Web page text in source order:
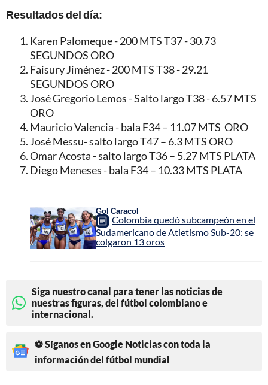
Resultados del día:
Karen Palomeque - 200 MTS T37 - 30.73
SEGUNDOS ORO
Faisury Jiménez - 200 MTS T38 - 29.21
SEGUNDOS ORO
José Gregorio Lemos - Salto largo T38 - 6.57 MTS
ORO
Mauricio Valencia - bala F34 – 11.07 MTS ORO
José Messu- salto largo T47 – 6.3 MTS ORO
Omar Acosta - salto largo T36 – 5.27 MTS PLATA
Diego Meneses - bala F34 – 10.33 MTS PLATA
Gol Caracol
Colombia quedó subcampeón en el
Sudamericano de Atletismo Sub-20: se
colgaron 13 oros
Siga nuestro canal para tener las noticias de
nuestras figuras, del fútbol colombiano e
internacional.
⚽ Síganos en Google Noticias con toda la
información del fútbol mundial